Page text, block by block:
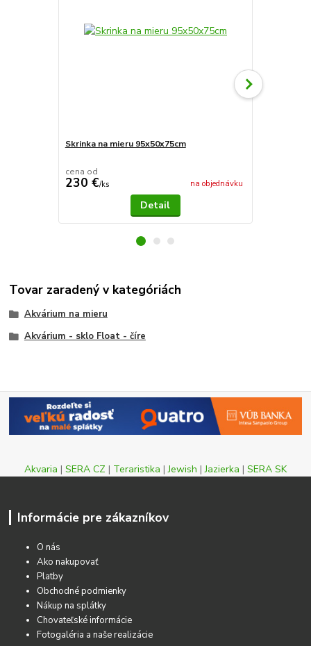
Skrinka na mieru 95x50x75cm
cena od
230 €/ks na objednávku
Detail
Tovar zaradený v kategóriách
Akvárium na mieru
Akvárium - sklo Float - číre
Akvaria | SERA CZ | Teraristika |Jewish |Jazierka | SERA SK
Informácie pre zákazníkov
O nás
Ako nakupovať
Platby
Obchodné podmienky
Nákup na splátky
Chovateľské informácie
Fotogaléria a naše realizácie